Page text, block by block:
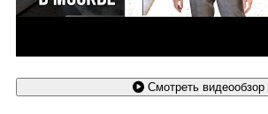
Смотреть видеообзор